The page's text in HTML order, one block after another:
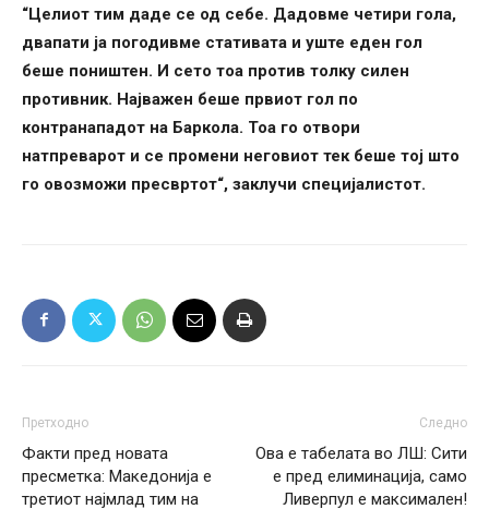
“Целиот тим даде се од себе. Дадовме четири гола,
двапати ја погодивме стативата и уште еден гол
беше поништен. И сето тоа против толку силен
противник. Најважен беше првиот гол по
контранападот на Баркола. Тоа го отвори
натпреварот и се промени неговиот тек беше тој што
го овозможи пресвртот“, заклучи специјалистот.
Претходно
Факти пред новата
пресметка: Македонија е
третиот најмлад тим на
Следно
Ова е табелата во ЛШ: Сити
е пред елиминација, само
Ливерпул е максимален!